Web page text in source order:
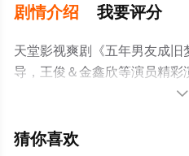
剧情介绍 我要评分
天堂影视爽剧《五年男友成旧
导，王俊＆金鑫欣等演员精
结局剧情已揭晓（更新全集）
观看，更多剧情信息可移步至

猜你喜欢